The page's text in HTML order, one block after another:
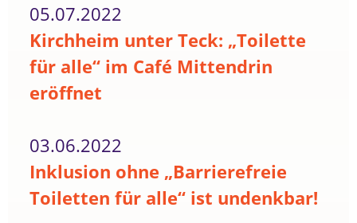
05.07.2022
Kirchheim unter Teck: „Toilette
für alle“ im Café Mittendrin
eröffnet
03.06.2022
Inklusion ohne „Barrierefreie
Toiletten für alle“ ist undenkbar!